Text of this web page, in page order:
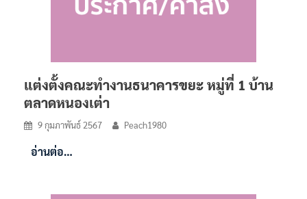
แต่งตั้งคณะทำงานธนาคารขยะ หมู่ที่ 1 บ้าน
ตลาดหนองเต่า
9 กุมภาพันธ์ 2567 Peach1980
อ่านต่อ…